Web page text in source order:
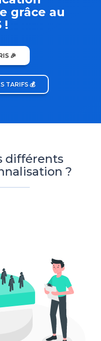
grâce au
!
🎉
TARIFS 💰
différents
?